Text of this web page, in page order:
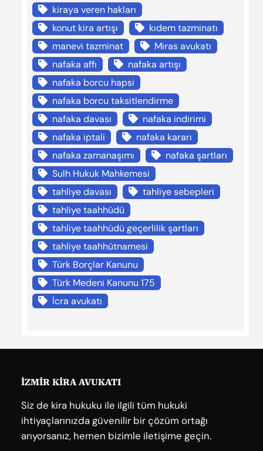
kiraya veren hakları
konut kira artışı
kıdem tazminatı
manevi tazminat
Miras avukatı
nafaka affı
nafaka artışı
nafaka borcu hapsi
nafaka borcu taksitlendirme
nafaka davası
nafaka indirimi
nafaka iptali
nafaka kararı
nafaka zamanaşımı
nafaka şartları
Sulh Hukuk Mahkemesi
tahliye davası
tahliye sebepleri
tahliye taahhüdü
tahliye taahhüdü geçerlilik şartları
tahliye taahhütnamesi
Türk Borçlar Kanunu
Türk Medeni Kanunu 175
İcra avukatı
İZMİR KİRA AVUKATI
Siz de kira hukuku ile ilgili tüm hukuki
ihtiyaçlarınızda güvenilir bir çözüm ortağı
arıyorsanız, hemen bizimle iletişime geçin.